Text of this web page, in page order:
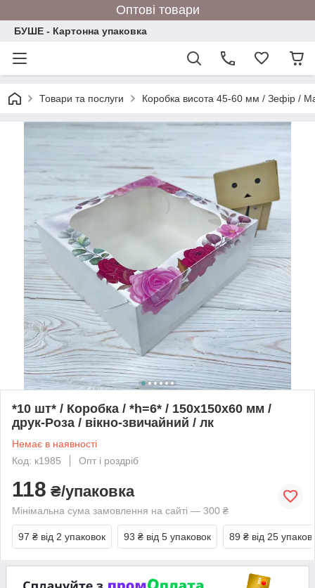
Оптові товари
БУШЕ - Картонна упаковка
Товари та послуги Коробка висота 45-60 мм / Зефір /
*10 шт* / Коробка / *h=6* / 150x150x60 мм /
друк-Роза / вікно-звичайний / лк
Немає в наявності
Код: к1985
Опт і роздріб
118 ₴/упаковка
Мінімальна сума замовлення на сайті — 300 ₴
97 ₴ від 2 упаковок 93 ₴ від 5 упаковок 89 ₴ від 25